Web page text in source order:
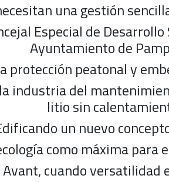
una gestión
Especial de
Ayuntamiento de
protección peatonal y
industria del
litio sin
un nuevo
como máxima
cuando versatilidad